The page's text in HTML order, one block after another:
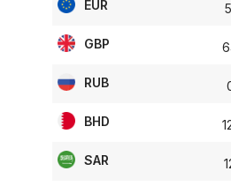
EUR
GBP
RUB
BHD
SAR